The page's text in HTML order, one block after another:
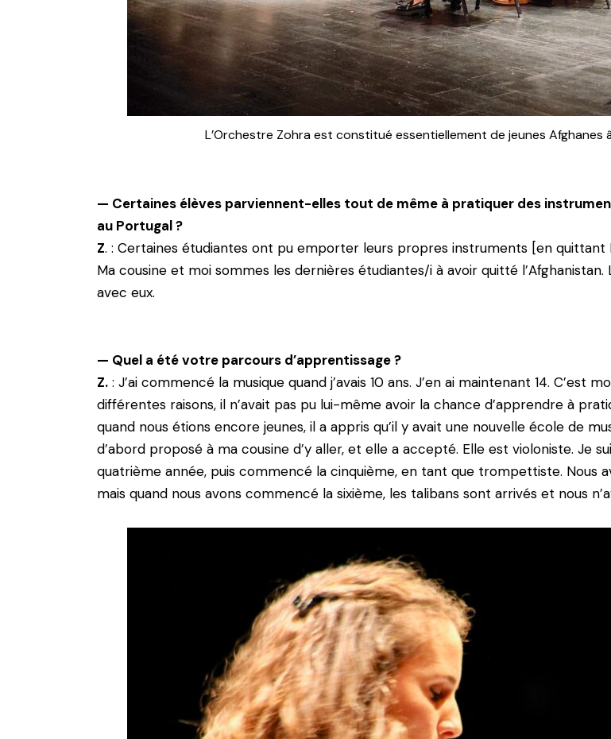
L’Orchestre Zohra est constitué essentiellement de jeunes Afghanes
— Certaines élèves parviennent-elles tout de même à pratiquer des
au Portugal ?
Z. : Certaines étudiantes ont pu emporter leurs propres instruments [en quittant
Ma cousine et moi sommes les dernières étudiantes/i à avoir quitté
avec eux.
— Quel a été votre parcours d’apprentissage ?
Z. : J’ai commencé la musique quand j’avais 10 ans. J’en ai maintenant 14.
différentes raisons, il n’avait pas pu lui-même avoir la chance d’apprendre à
quand nous étions encore jeunes, il a appris qu’il y avait une nouvelle école de
d’abord proposé à ma cousine d’y aller, et elle a accepté. Elle est violoniste. Je
quatrième année, puis commencé la cinquième, en tant que trompettiste.
mais quand nous avons commencé la sixième, les talibans sont arrivés et nous